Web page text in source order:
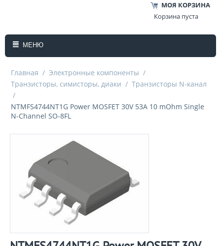
МОЯ КОРЗИНА
Корзина пуста
МЕНЮ
Главная / Электронные компоненты /
Транзисторы, симисторы, диаки / Транзисторы N-канал
/
NTMFS4744NT1G Power MOSFET 30V 53A 10 mOhm Single
N-Channel SO-8FL